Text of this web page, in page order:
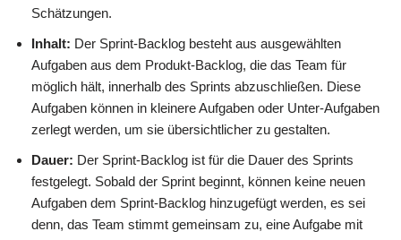
Schätzungen.
Inhalt: Der Sprint-Backlog besteht aus ausgewählten
Aufgaben aus dem Produkt-Backlog, die das Team für
möglich hält, innerhalb des Sprints abzuschließen. Diese
Aufgaben können in kleinere Aufgaben oder Unter-Aufgaben
zerlegt werden, um sie übersichtlicher zu gestalten.
Dauer: Der Sprint-Backlog ist für die Dauer des Sprints
festgelegt. Sobald der Sprint beginnt, können keine neuen
Aufgaben dem Sprint-Backlog hinzugefügt werden, es sei
denn, das Team stimmt gemeinsam zu, eine Aufgabe mit